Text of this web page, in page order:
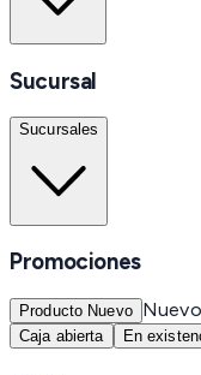
Sucursal
Sucursales
Promociones
Producto Nuevo Nuevo
Caja abierta En